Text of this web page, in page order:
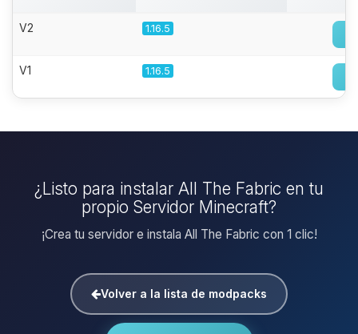
V2 1.16.5
V1 1.16.5
¿Listo para instalar All The Fabric en tu
propio Servidor Minecraft?
¡Crea tu servidor e instala All The Fabric con 1 clic!
Volver a la lista de modpacks